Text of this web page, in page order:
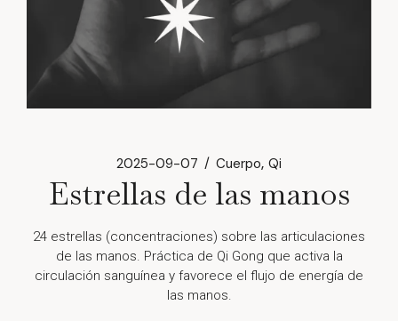
2025-09-07 Cuerpo Qi
Estrellas de las manos
24 estrellas (concentraciones) sobre las articulaciones
de las manos. Práctica de Qi Gong que activa la
circulación sanguínea y favorece el flujo de energía de
las manos.